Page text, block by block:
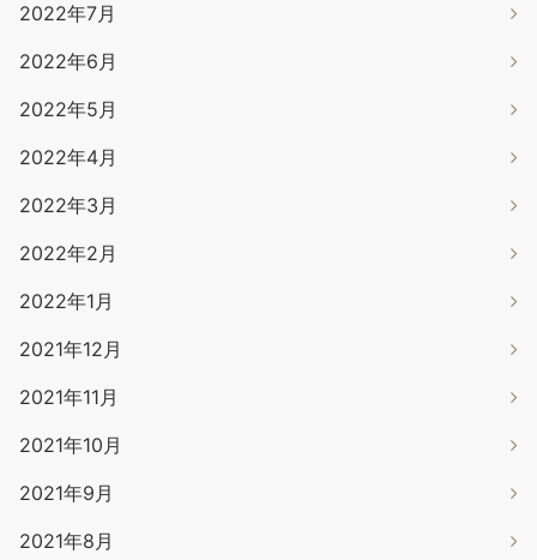
2022年7月
2022年6月
2022年5月
2022年4月
2022年3月
2022年2月
2022年1月
2021年12月
2021年11月
2021年10月
2021年9月
2021年8月